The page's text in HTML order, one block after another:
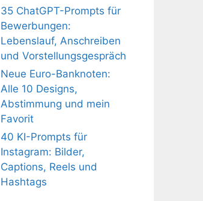
35 ChatGPT-Prompts für
Bewerbungen:
Lebenslauf, Anschreiben
und Vorstellungsgespräch
Neue Euro-Banknoten:
Alle 10 Designs,
Abstimmung und mein
Favorit
40 KI-Prompts für
Instagram: Bilder,
Captions, Reels und
Hashtags